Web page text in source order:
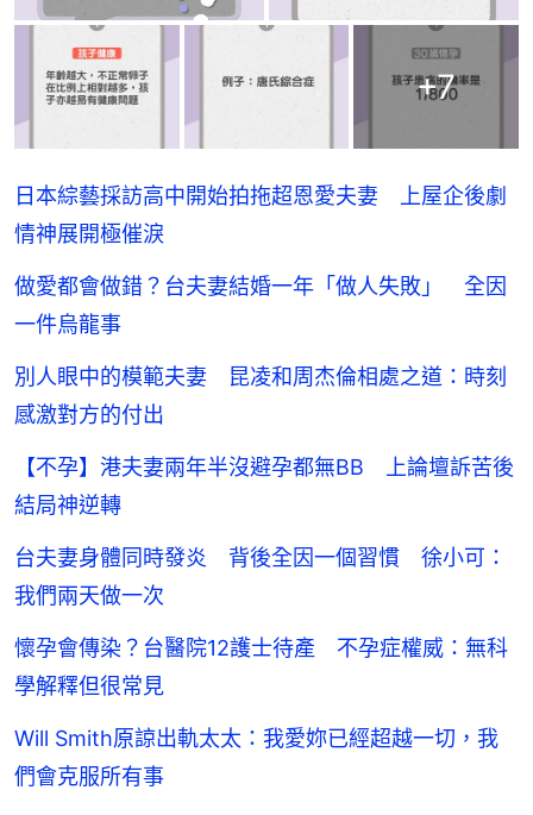
+7
日本綜藝採訪高中開始拍拖超恩愛夫妻 上屋企後劇
情神展開極催淚
做愛都會做錯？台夫妻結婚一年「做人失敗」 全因
一件烏龍事
別人眼中的模範夫妻 昆凌和周杰倫相處之道：時刻
感激對方的付出
【不孕】港夫妻兩年半沒避孕都無BB 上論壇訴苦後
結局神逆轉
台夫妻身體同時發炎 背後全因一個習慣 徐小可：
我們兩天做一次
懷孕會傳染？台醫院12護士待產 不孕症權威：無科
學解釋但很常見
Will Smith原諒出軌太太：我愛妳已經超越一切，我
們會克服所有事